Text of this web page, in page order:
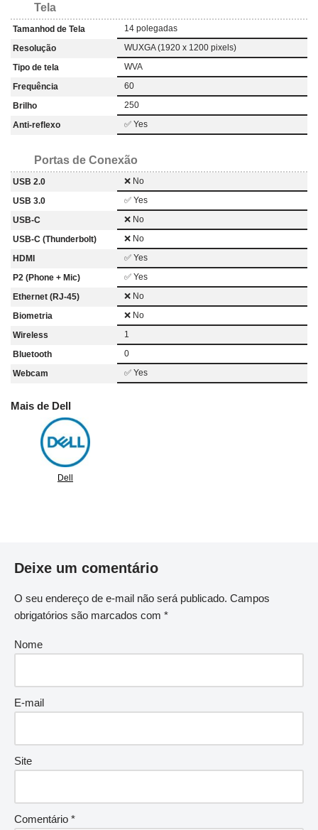
Tela
Tamanhod de Tela
14 polegadas
Resolução
WUXGA (1920 x 1200 pixels)
Tipo de tela
WVA
Frequência
60
Brilho
250
Anti-reflexo
✅ Yes
Portas de Conexão
USB 2.0
❌ No
USB 3.0
✅ Yes
USB-C
❌ No
USB-C (Thunderbolt)
❌ No
HDMI
✅ Yes
P2 (Phone + Mic)
✅ Yes
Ethernet (RJ-45)
❌ No
Biometria
❌ No
Wireless
1
Bluetooth
0
Webcam
✅ Yes
Mais de Dell
Dell
Deixe um comentário
O seu endereço de e-mail não será publicado. Campos
obrigatórios são marcados com *
Nome
E-mail
Site
Comentário *